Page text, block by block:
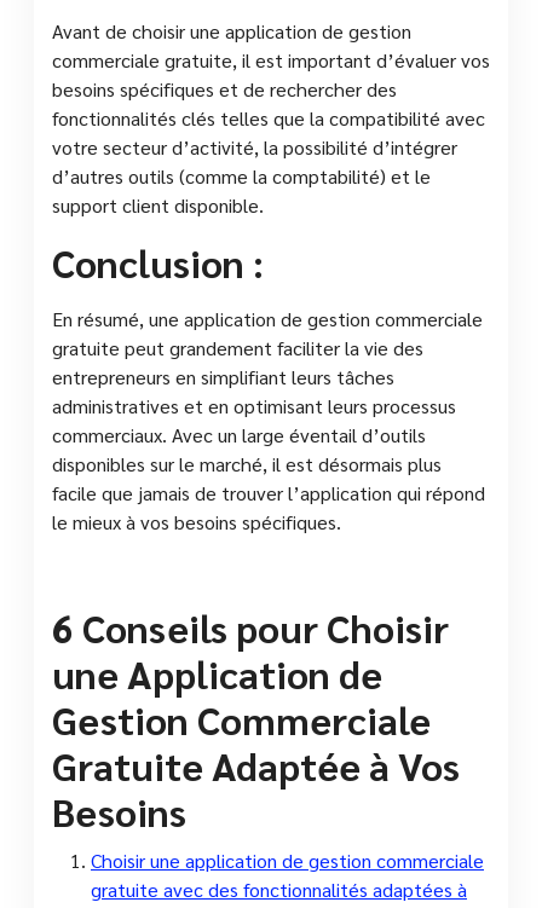
Avant de choisir une application de gestion
commerciale gratuite, il est important d’évaluer vos
besoins spécifiques et de rechercher des
fonctionnalités clés telles que la compatibilité avec
votre secteur d’activité, la possibilité d’intégrer
d’autres outils (comme la comptabilité) et le
support client disponible.
Conclusion :
En résumé, une application de gestion commerciale
gratuite peut grandement faciliter la vie des
entrepreneurs en simplifiant leurs tâches
administratives et en optimisant leurs processus
commerciaux. Avec un large éventail d’outils
disponibles sur le marché, il est désormais plus
facile que jamais de trouver l’application qui répond
le mieux à vos besoins spécifiques.
6 Conseils pour Choisir
une Application de
Gestion Commerciale
Gratuite Adaptée à Vos
Besoins
Choisir une application de gestion commerciale
gratuite avec des fonctionnalités adaptées à